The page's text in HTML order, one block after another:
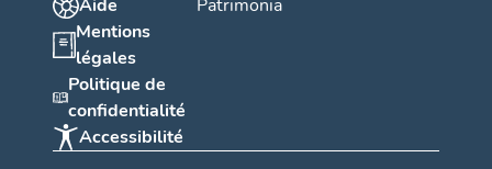
Aide
Mentions
légales
Politique de
confidentialité
Accessibilité
Patrimonia